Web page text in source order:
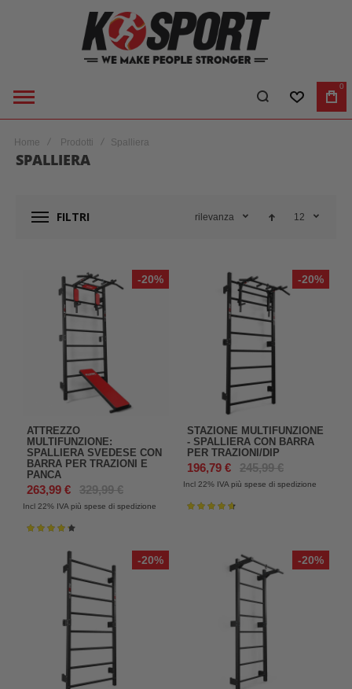
LISTA
0
Home Prodotti Spalliera
SPALLIERA
FILTRI rilevanza 12
-20%
ATTREZZO
MULTIFUNZIONE:
SPALLIERA SVEDESE CON
BARRA PER TRAZIONI E
PANCA
263,99 € 329,99 €
Incl 22% IVA più spese di spedizione
Valutazione:
-20%
STAZIONE MULTIFUNZIONE
- SPALLIERA CON BARRA
PER TRAZIONI/DIP
196,79 € 245,99 €
Incl 22% IVA più spese di spedizione
Valutazione:
-20% -20%